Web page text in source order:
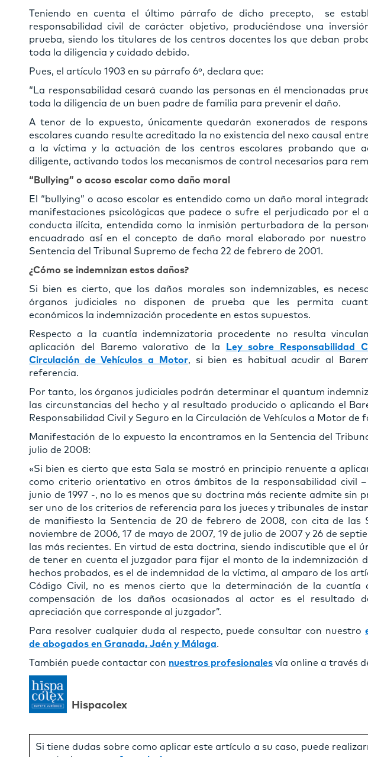
Teniendo en cuenta el último párrafo de dicho precepto,
se
responsabilidad civil de carácter objetivo, produciéndose una
prueba, siendo los titulares de los centros docentes los que deban
toda la diligencia y cuidado debido.
Pues, el artículo 1903 en su párrafo 6º, declara que:
“La responsabilidad cesará cuando las personas en él mencionadas
toda la diligencia de un buen padre de familia para prevenir el daño.
A tenor de lo expuesto, únicamente quedarán exonerados de
escolares cuando resulte acreditado la no existencia del nexo causal
a la víctima y la actuación de los centros escolares probando que
diligente, activando todos los mecanismos de control necesarios para
“Bullying” o acoso escolar como daño moral
El “bullying” o acoso escolar es entendido como un daño moral
manifestaciones psicológicas que padece o sufre el perjudicado por el
conducta ilícita, entendida como la inmisión perturbadora de la
encuadrado así en el concepto de daño moral elaborado por
Sentencia del Tribunal Supremo de fecha 22 de febrero de 2001.
¿Cómo se indemnizan estos daños?
Si bien es cierto, que los daños morales son indemnizables, es
órganos judiciales no disponen de prueba que les permita
económicos la indemnización procedente en estos supuestos.
Respecto a la cuantía indemnizatoria procedente no resulta
aplicación del Baremo valorativo de la
Ley sobre Responsabilidad
Circulación de Vehículos a Motor, si bien es habitual acudir al
referencia.
Por tanto, los órganos judiciales podrán determinar el quantum
las circunstancias del hecho y al resultado producido o aplicando el
Responsabilidad Civil y Seguro en la Circulación de Vehículos a Motor de
Manifestación de lo expuesto la encontramos en la Sentencia del
julio de 2008:
«Si bien es cierto que esta Sala se mostró en principio renuente a
como criterio orientativo en otros ámbitos de la responsabilidad civil –
junio de 1997 -, no lo es menos que su doctrina más reciente admite sin
ser uno de los criterios de referencia para los jueces y tribunales de
de manifiesto la Sentencia de 20 de febrero de 2008, con cita de las
noviembre de 2006, 17 de mayo de 2007, 19 de julio de 2007 y 26 de
las más recientes. En virtud de esta doctrina, siendo indiscutible que el
de tener en cuenta el juzgador para fijar el monto de la indemnización
hechos probados, es el de indemnidad de la víctima, al amparo de los
Código Civil, no es menos cierto que la determinación de la cuantía
compensación de los daños ocasionados al actor es el resultado
apreciación que corresponde al juzgador”.
Para resolver cualquier duda al respecto, puede consultar con nuestro
de abogados en Granada, Jaén y Málaga.
También puede contactar con nuestros profesionales vía online a través
Hispacolex
Si tiene dudas sobre como aplicar este artículo a su caso, puede